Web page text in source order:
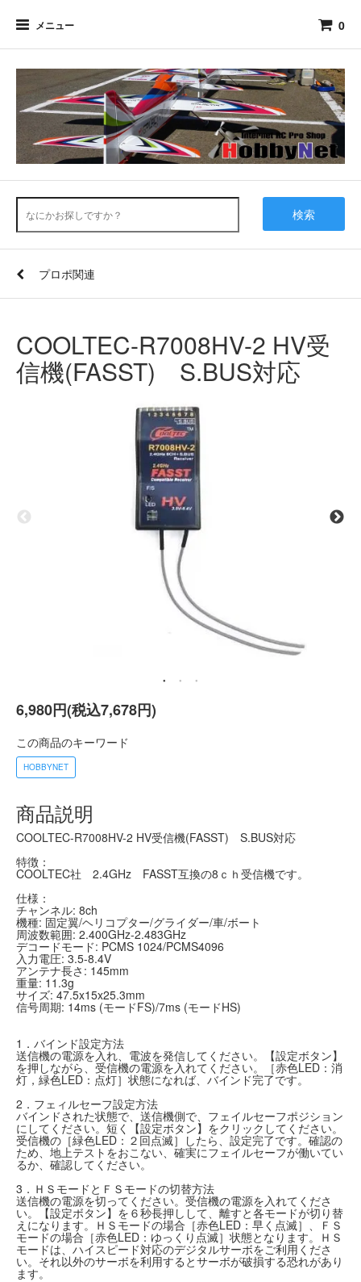
メニュー 0
検索
プロポ関連
COOLTEC-R7008HV-2 HV受
信機(FASST) S.BUS対応
6,980円(税込7,678円)
この商品のキーワード
HOBBYNET
商品説明
COOLTEC-R7008HV-2 HV受信機(FASST) S.BUS対応
特徴：
COOLTEC社 2.4GHz FASST互換の8ｃｈ受信機です。
仕様：
チャンネル: 8ch
機種: 固定翼/ヘリコプター/グライダー/車/ボート
周波数範囲: 2.400GHz-2.483GHz
デコードモード: PCMS 1024/PCMS4096
入力電圧: 3.5-8.4V
アンテナ長さ: 145mm
重量: 11.3g
サイズ: 47.5x15x25.3mm
信号周期: 14ms (モードFS)/7ms (モードHS)
1．バインド設定方法
送信機の電源を入れ、電波を発信してください。【設定ボタン】
を押しながら、受信機の電源を入れてください。［赤色LED：消
灯，緑色LED：点灯］状態になれば、バインド完了です。
2．フェィルセーフ設定方法
バインドされた状態で、送信機側で、フェイルセーフポジション
にしてください。短く【設定ボタン】をクリックしてください。
受信機の［緑色LED：２回点滅］したら、設定完了です。確認の
ため、地上テストをおこない、確実にフェイルセーフが働いてい
るか、確認してください。
3．ＨＳモードとＦＳモードの切替方法
送信機の電源を切ってください。受信機の電源を入れてくださ
い。【設定ボタン】を６秒長押しして、離すと各モードが切り替
えになります。ＨＳモードの場合［赤色LED：早く点滅］、ＦＳ
モードの場合［赤色LED：ゆっくり点滅］状態となります。ＨＳ
モードは、ハイスピード対応のデジタルサーボをご利用くださ
い。それ以外のサーボを利用するとサーボが破損する恐れがあり
ます。